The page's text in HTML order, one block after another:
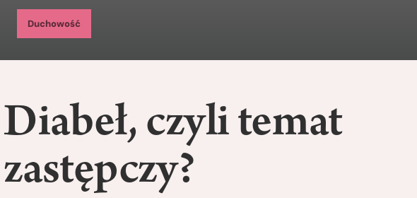
Duchowość
Diabeł, czyli temat
zastępczy?